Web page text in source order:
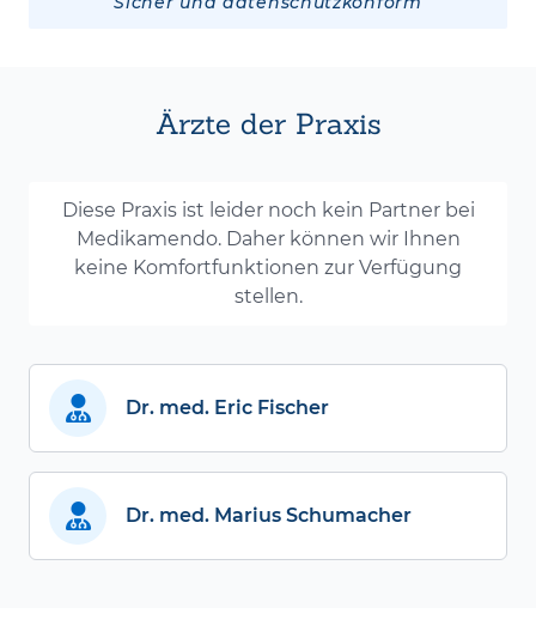
Ärzte der Praxis
Diese Praxis ist leider noch kein Partner bei
Medikamendo. Daher können wir Ihnen
keine Komfortfunktionen zur Verfügung
stellen.
Dr. med. Eric Fischer
Dr. med. Marius Schumacher